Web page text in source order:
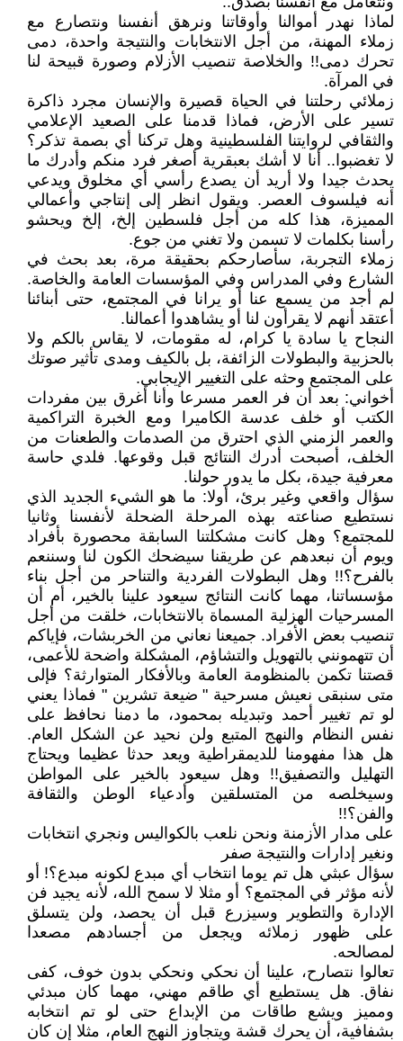
لماذا نهدر أموالنا وأوقاتنا ونرهق أنفسنا ونتصارع مع
زملاء المهنة، من أجل الانتخابات والنتيجة واحدة، دمى
تحرك دمى!! والخلاصة تنصيب الأزلام وصورة قبيحة لنا
في المرآة.
زملائي رحلتنا في الحياة قصيرة والإنسان مجرد ذاكرة
تسير على الأرض، فماذا قدمنا على الصعيد الإعلامي
والثقافي لروايتنا الفلسطينية وهل تركنا أي بصمة تذكر؟
لا تغضبوا.. أنا لا أشك بعبقرية أصغر فرد منكم وأدرك ما
يحدث جيدا ولا أريد أن يصدع رأسي أي مخلوق ويدعي
أنه فيلسوف العصر. ويقول انظر إلى إنتاجي وأعمالي
المميزة، هذا كله من أجل فلسطين إلخ، إلخ ويحشو
رأسنا بكلمات لا تسمن ولا تغني من جوع.
زملاء التجربة، سأصارحكم بحقيقة مرة، بعد بحث في
الشارع وفي المدراس وفي المؤسسات العامة والخاصة.
لم أجد من يسمع عنا أو يرانا في المجتمع، حتى أبنائنا
أعتقد أنهم لا يقرأون لنا أو يشاهدوا أعمالنا.
النجاح يا سادة يا كرام، له مقومات، لا يقاس بالكم ولا
بالحزبية والبطولات الزائفة، بل بالكيف ومدى تأثير صوتك
على المجتمع وحثه على التغيير الإيجابي.
أخواني: بعد أن فر العمر مسرعا وأنا أغرق بين مفردات
الكتب أو خلف عدسة الكاميرا ومع الخبرة التراكمية
والعمر الزمني الذي احترق من الصدمات والطعنات من
الخلف، أصبحت أدرك النتائج قبل وقوعها. فلدي حاسة
معرفية جيدة، بكل ما يدور حولنا.
سؤال واقعي وغير برئ، أولا: ما هو الشيء الجديد الذي
نستطيع صناعته بهذه المرحلة الضحلة لأنفسنا وثانيا
للمجتمع؟ وهل كانت مشكلتنا السابقة محصورة بأفراد
ويوم أن نبعدهم عن طريقنا سيضحك الكون لنا وسننعم
بالفرح؟!! وهل البطولات الفردية والتناحر من أجل بناء
مؤسساتنا، مهما كانت النتائج سيعود علينا بالخير، أم أن
المسرحيات الهزلية المسماة بالانتخابات، خلقت من أجل
تنصيب بعض الأفراد. جميعنا نعاني من الخربشات، فإياكم
أن تتهمونني بالتهويل والتشاؤم، المشكلة واضحة للأعمى،
قصتنا تكمن بالمنظومة العامة وبالأفكار المتوارثة؟ فإلى
متى سنبقى نعيش مسرحية " ضيعة تشرين " فماذا يعني
لو تم تغيير أحمد وتبديله بمحمود، ما دمنا نحافظ على
نفس النظام والنهج المتبع ولن نحيد عن الشكل العام.
هل هذا مفهومنا للديمقراطية ويعد حدثا عظيما ويحتاج
التهليل والتصفيق!! وهل سيعود بالخير على المواطن
وسيخلصه من المتسلقين وأدعياء الوطن والثقافة
والفن؟!!
على مدار الأزمنة ونحن نلعب بالكواليس ونجري انتخابات
ونغير إدارات والنتيجة صفر
سؤال عبثي هل تم يوما انتخاب أي مبدع لكونه مبدع؟! أو
لأنه مؤثر في المجتمع؟ أو مثلا لا سمح الله، لأنه يجيد فن
الإدارة والتطوير وسيزرع قبل أن يحصد، ولن يتسلق
على ظهور زملائه ويجعل من أجسادهم مصعدا
لمصالحه.
تعالوا نتصارح، علينا أن نحكي ونحكي بدون خوف، كفى
نفاق. هل يستطيع أي طاقم مهني، مهما كان مبدئي
ومميز ويشع طاقات من الإبداع حتى لو تم انتخابه
بشفافية، أن يحرك قشة ويتجاوز النهج العام، مثلا إن كان